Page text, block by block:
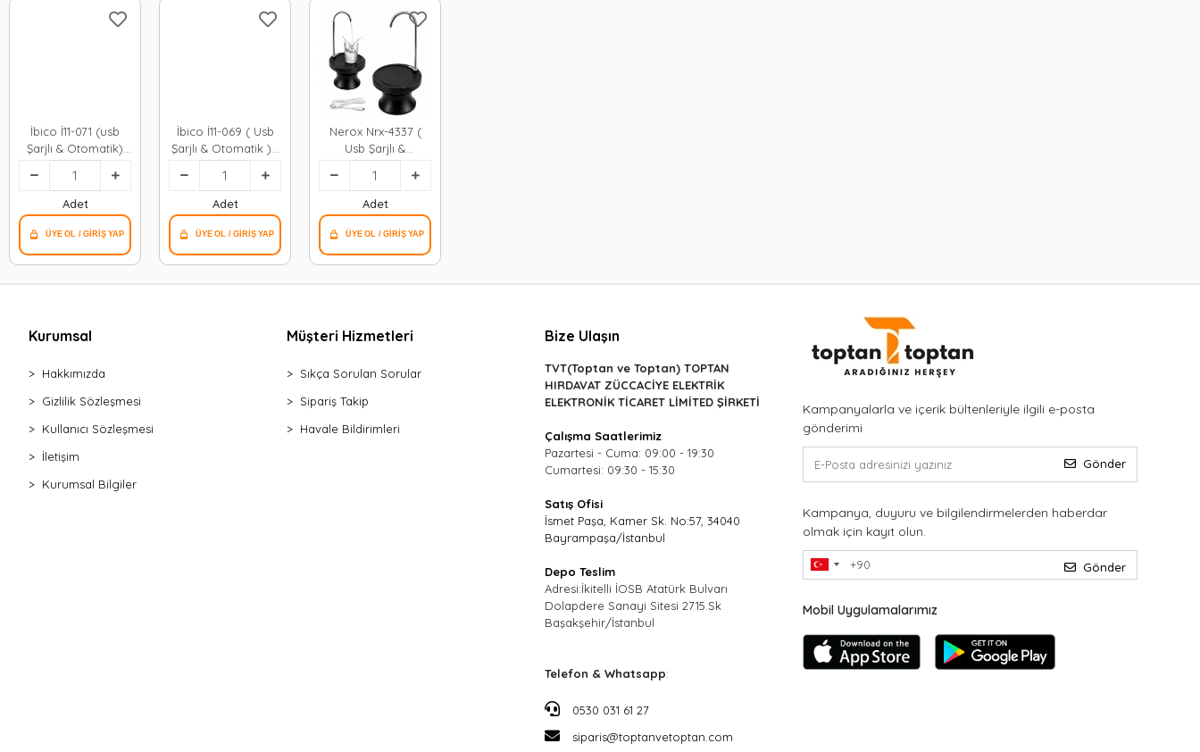
İbico İ11-071 (usb
Şarjlı & Otomatik)
Damacana Su
Pompası ( 4w &
800mah )*50
Adet
İbico İ11-069 ( Usb
Şarjlı & Otomatik ) (
Katlanabilir )
Damacana Su
Pompası ( 4w &
800mah)*50
Adet
Nerox Nrx-4337 (
Usb Şarjlı &
Otomatik )
Damacana Su
Pompası & Stand (
360° Başlık )*12
Adet
Kurumsal
Hakkımızda
Gizlilik Sözleşmesi
Kullanıcı Sözleşmesi
İletişim
Kurumsal Bilgiler
Müşteri Hizmetleri
Sıkça Sorulan Sorular
Sipariş Takip
Havale Bildirimleri
Bize Ulaşın
TVT(Toptan ve Toptan) TOPTAN
HIRDAVAT ZÜCCACİYE ELEKTRİK
ELEKTRONİK TİCARET LİMİTED ŞİRKETİ
Çalışma Saatlerimiz
Pazartesi - Cuma: 09:00 - 19:30
Cumartesi: 09:30 - 15:30
Satış Ofisi
İsmet Paşa, Kamer Sk. No:57, 34040
Bayrampaşa/İstanbul
Depo Teslim
Adresi:İkitelli İOSB Atatürk Bulvarı
Dolapdere Sanayi Sitesi 2715.Sk
Başakşehir/İstanbul
Telefon & Whatsapp:
0530 031 61 27
siparis@toptanvetoptan.com
Kampanyalarla ve içerik bültenleriyle ilgili e-posta
gönderimi
Gönder
Kampanya, duyuru ve bilgilendirmelerden haberdar
olmak için kayıt olun.
Gönder
Mobil Uygulamalarımız